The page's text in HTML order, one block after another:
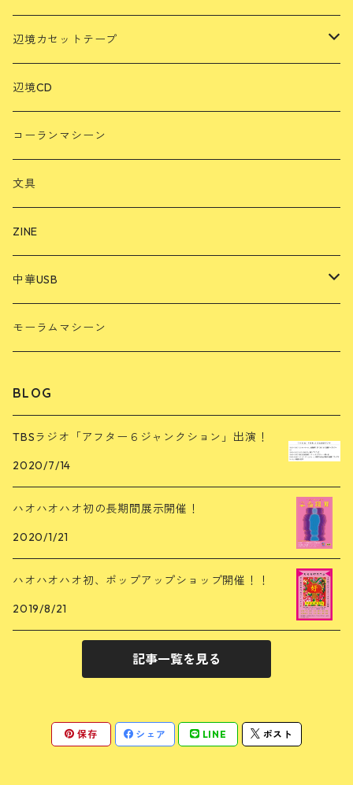
雑貨
光るブッダマシーン
玄人好みのブッダマシーン
辺境カセットテープ
ミャンマー
スリランカ
インドネシア
韓国
中国
辺境CD
コーランマシーン
文具
ZINE
中華USB
雲南山歌USB
モーラムマシーン
BLOG
TBSラジオ「アフター６ジャンクション」出演！
2020/7/14
ハオハオハオ初の長期間展示開催！
2020/1/21
ハオハオハオ初、ポップアップショップ開催！！
2019/8/21
記事一覧を見る
保存 シェア LINE ポスト